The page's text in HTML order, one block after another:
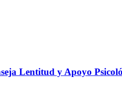
Lentitud y Apoyo